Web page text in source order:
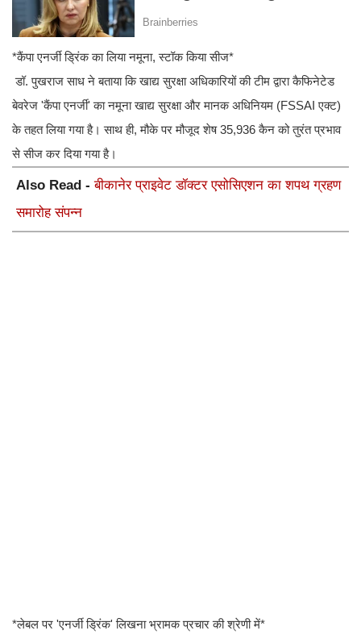
*कैंपा एनर्जी ड्रिंक का लिया नमूना, स्टॉक किया सीज*
डॉ. पुखराज साध ने बताया कि खाद्य सुरक्षा अधिकारियों की टीम द्वारा कैफिनेटेड
बेवरेज 'कैंपा एनर्जी' का नमूना खाद्य सुरक्षा और मानक अधिनियम (FSSAI एक्ट)
के तहत लिया गया है। साथ ही, मौके पर मौजूद शेष 35,936 कैन को तुरंत प्रभाव
से सीज कर दिया गया है।
Also Read -बीकानेर प्राइवेट डॉक्टर एसोसिएशन का शपथ ग्रहण
समारोह संपन्न
*लेबल पर 'एनर्जी ड्रिंक' लिखना भ्रामक प्रचार की श्रेणी में*